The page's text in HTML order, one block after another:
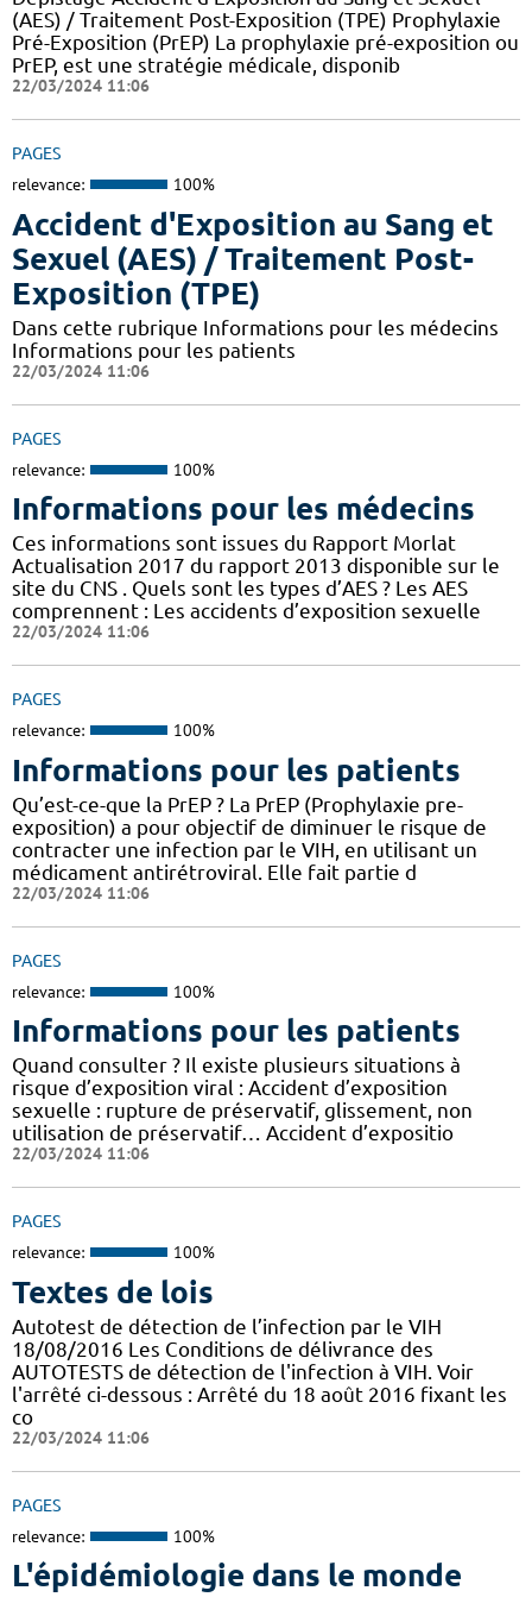
(AES) / Traitement Post-Exposition (TPE) Prophylaxie
Pré-Exposition (PrEP) La prophylaxie pré-exposition ou
PrEP, est une stratégie médicale, disponib
22/03/2024 11:06
PAGES
relevance: 100%
Accident d'Exposition au Sang et
Sexuel (AES) / Traitement Post-
Exposition (TPE)
Dans cette rubrique Informations pour les médecins
Informations pour les patients
22/03/2024 11:06
PAGES
relevance: 100%
Informations pour les médecins
Ces informations sont issues du Rapport Morlat
Actualisation 2017 du rapport 2013 disponible sur le
site du CNS . Quels sont les types d’AES ? Les AES
comprennent : Les accidents d’exposition sexuelle
22/03/2024 11:06
PAGES
relevance: 100%
Informations pour les patients
Qu’est-ce-que la PrEP ? La PrEP (Prophylaxie pre-
exposition) a pour objectif de diminuer le risque de
contracter une infection par le VIH, en utilisant un
médicament antirétroviral. Elle fait partie d
22/03/2024 11:06
PAGES
relevance: 100%
Informations pour les patients
Quand consulter ? Il existe plusieurs situations à
risque d’exposition viral : Accident d’exposition
sexuelle : rupture de préservatif, glissement, non
utilisation de préservatif… Accident d’expositio
22/03/2024 11:06
PAGES
relevance: 100%
Textes de lois
Autotest de détection de l’infection par le VIH
18/08/2016 Les Conditions de délivrance des
AUTOTESTS de détection de l'infection à VIH. Voir
l'arrêté ci-dessous : Arrêté du 18 août 2016 fixant les
co
22/03/2024 11:06
PAGES
relevance: 100%
L'épidémiologie dans le monde